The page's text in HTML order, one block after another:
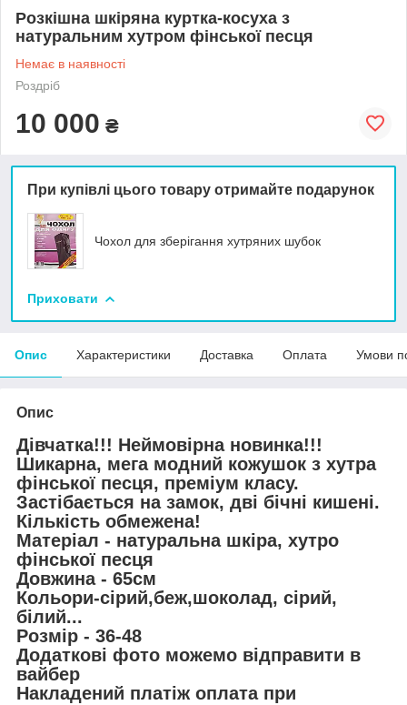
Розкішна шкіряна куртка-косуха з
натуральним хутром фінської песця
Немає в наявності
Роздріб
10 000 ₴
При купівлі цього товару отримайте подарунок
Чохол для зберігання хутряних шубок
Приховати
Опис Характеристики Доставка Оплата Умови
Опис
Дівчатка!!! Неймовірна новинка!!!
Шикарна, мега модний кожушок з хутра
фінської песця, преміум класу.
Застібається на замок, дві бічні кишені.
Кількість обмежена!
Матеріал - натуральна шкіра, хутро
фінської песця
Довжина - 65см
Кольори-сірий,беж,шоколад, сірий,
білий...
Розмір - 36-48
Додаткові фото можемо відправити в
вайбер
Накладений платіж оплата при